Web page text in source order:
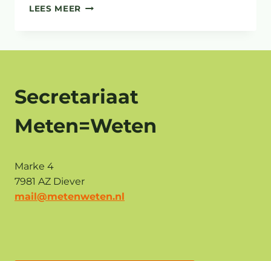
LEES MEER SPECIFIEKE
KANKER
Secretariaat
Meten=Weten
Marke 4
7981 AZ Diever
mail@metenweten.nl